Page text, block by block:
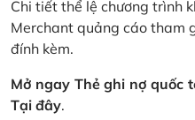
Chi tiết thể lệ chương trình
Merchant quảng cáo tham
đính kèm.
Mở ngay Thẻ ghi nợ quốc
Tại đây.